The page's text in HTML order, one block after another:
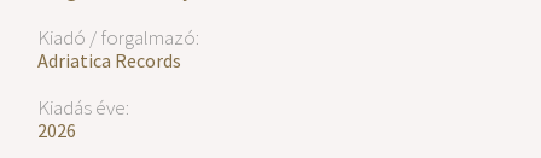
Kiadó / forgalmazó:
Adriatica Records
Kiadás éve:
2026